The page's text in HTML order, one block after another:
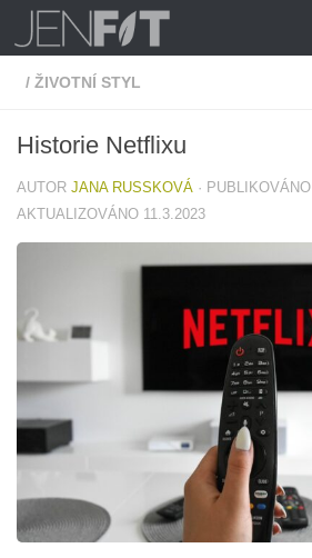
Skip to content
/ ŽIVOTNÍ STYL
Historie Netflixu
AUTOR JANA RUSSKOVÁ · PUBLIKOVÁNO
AKTUALIZOVÁNO 11.3.2023